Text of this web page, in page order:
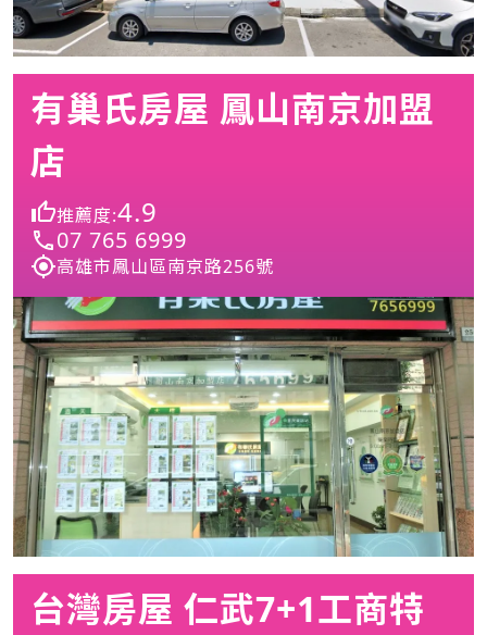
有巢氏房屋 鳳山南京加盟
店
推薦度:4.9
07 765 6999
高雄市鳳山區南京路256號
台灣房屋 仁武7+1工商特